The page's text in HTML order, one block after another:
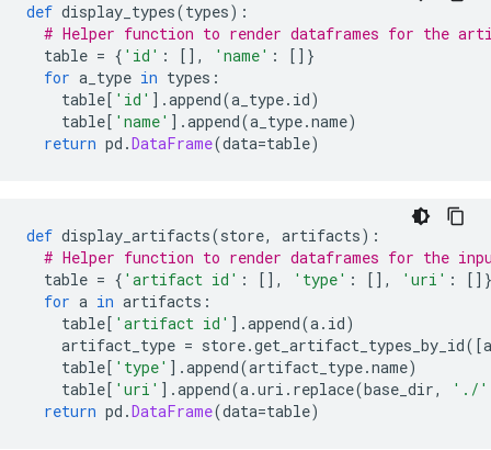
def display_types(types):
# Helper function to render dataframes for the
table = { 'id' : [], 'name' :
[]}
for a_type in types :
table[ 'id' ].append(a_type. id)
table[ 'name' ].append(a_type.name)
return pd .DataFrame(data=table)
def display_artifacts(store, artifacts):
# Helper function to render dataframes for the
table = { 'artifact id' : [], 'type' : [], 'uri' :
[]}
for a in artifacts :
table[ 'artifact id' ].append(a. id)
artifact_type = store.get_artifact_types_by_id([a
table[ 'type' ].append(artifact_type.name)
table[ 'uri' ].append(a.uri . replace(base_dir, './'
return pd .DataFrame(data=table)